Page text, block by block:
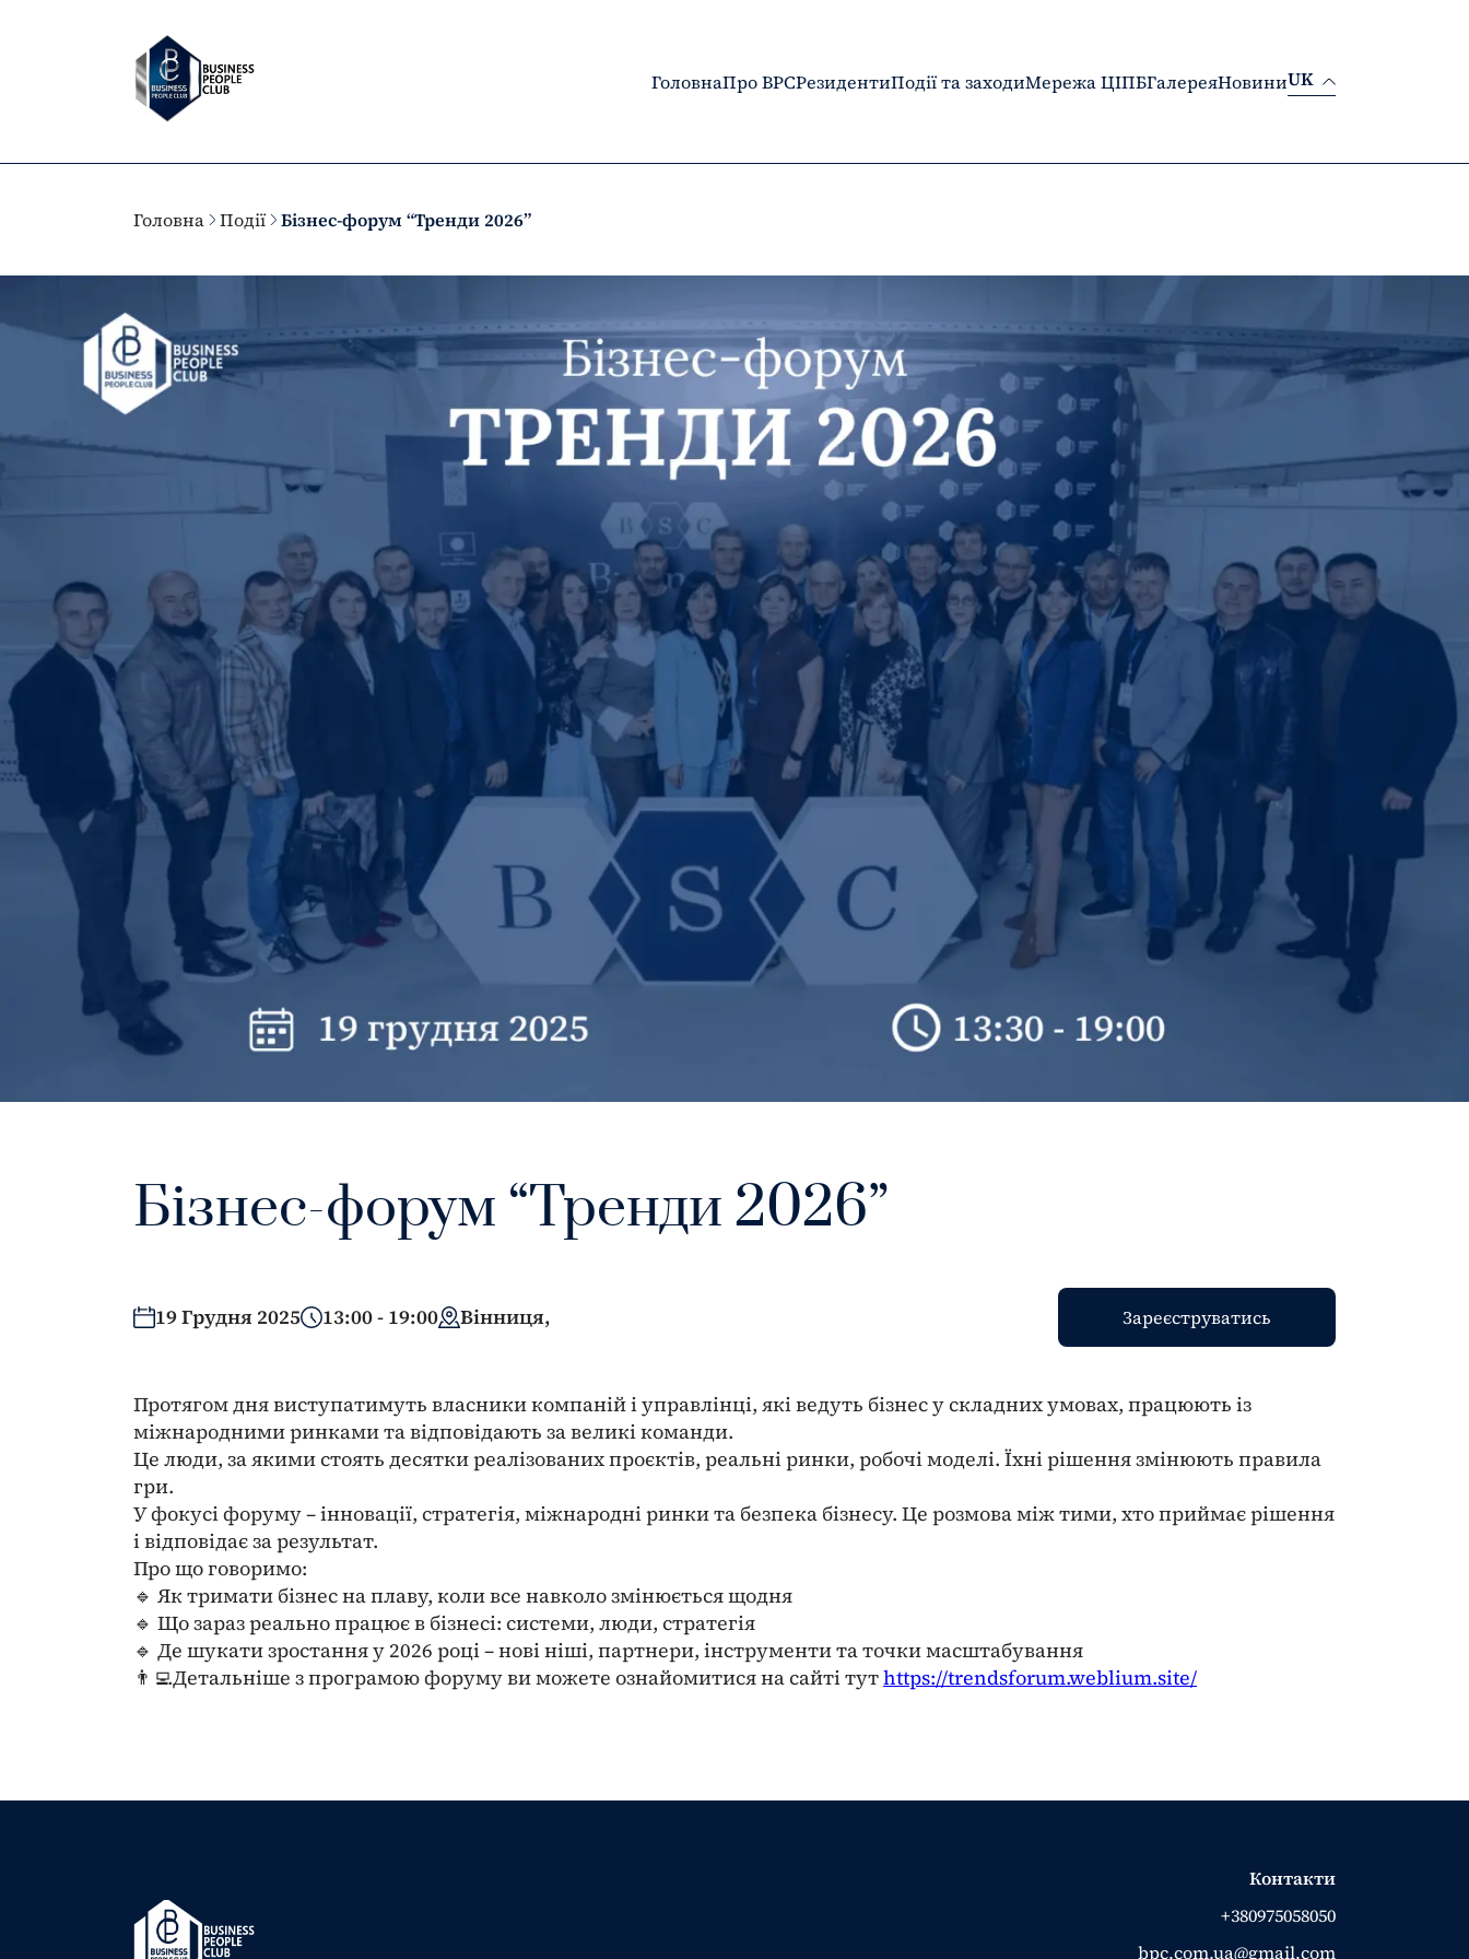
ГоловнаПро BPCРезидентиПодії та заходиМережа ЦІПБГалереяНовиниUK
Головна Події Бізнес-форум “Тренди 2026”
Бізнес-форум “Тренди 2026”
19 Грудня 2025 13:00 - 19:00 Вінниця, Зареєструватись
Протягом дня виступатимуть власники компаній і управлінці, які ведуть бізнес у складних умовах, працюють із
міжнародними ринками та відповідають за великі команди.
Це люди, за якими стоять десятки реалізованих проєктів, реальні ринки, робочі моделі. Їхні рішення змінюють правила
гри.
У фокусі форуму – інновації, стратегія, міжнародні ринки та безпека бізнесу. Це розмова між тими, хто приймає рішення
і відповідає за результат.
Про що говоримо:
🔹 Як тримати бізнес на плаву, коли все навколо змінюється щодня
🔹 Що зараз реально працює в бізнесі: системи, люди, стратегія
🔹 Де шукати зростання у 2026 році – нові ніші, партнери, інструменти та точки масштабування
👨‍💻Детальніше з програмою форуму ви можете ознайомитися на сайті тутhttps://trendsforum.weblium.site/
Контакти
+380975058050
bpc.com.ua@gmail.com